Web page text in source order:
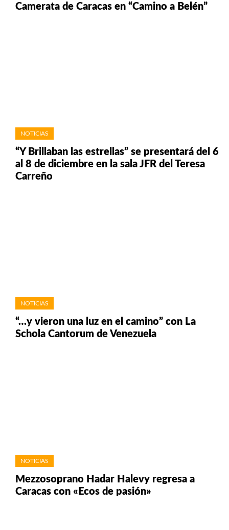
Camerata de Caracas en “Camino a Belén”
NOTICIAS
“Y Brillaban las estrellas” se presentará del 6
al 8 de diciembre en la sala JFR del Teresa
Carreño
NOTICIAS
“…y vieron una luz en el camino” con La
Schola Cantorum de Venezuela
NOTICIAS
Mezzosoprano Hadar Halevy regresa a
Caracas con «Ecos de pasión»